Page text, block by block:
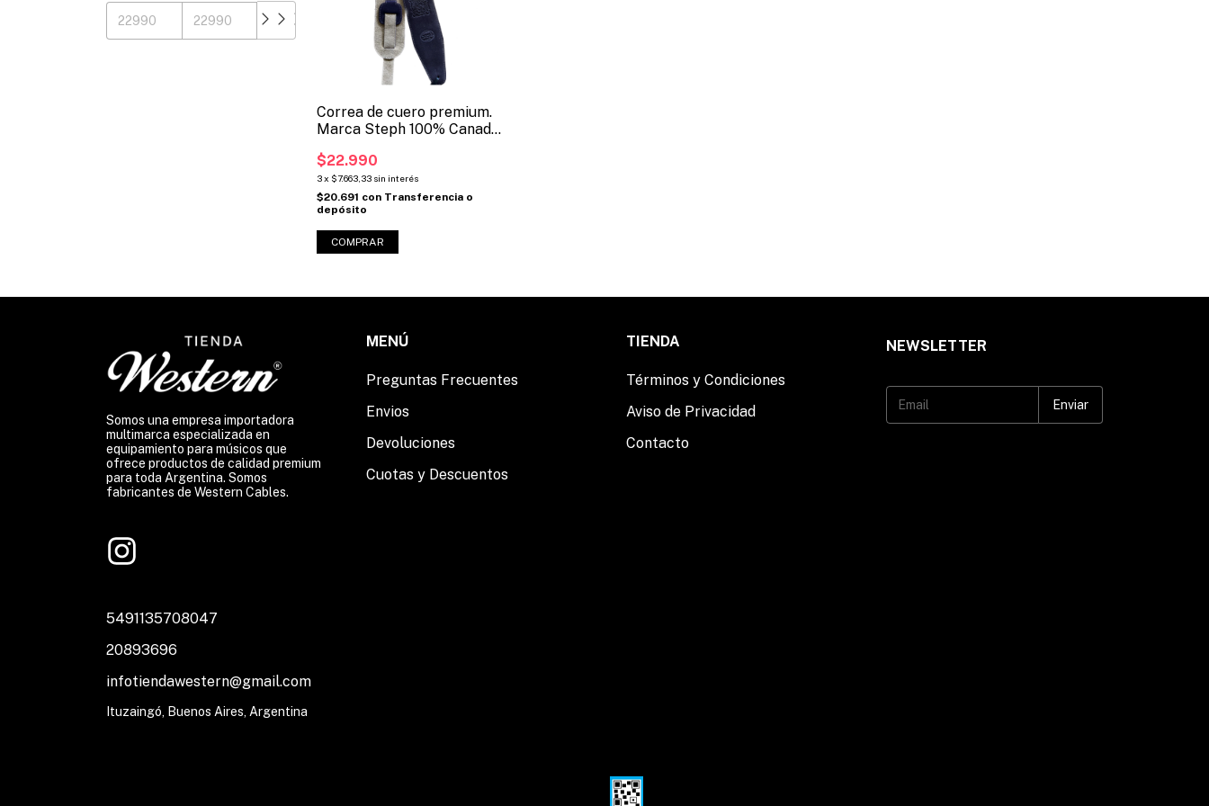
Correa de cuero premium.
Marca Steph 100% Canadá
$22.990
3x $7.663,33 sin interés
$20.691 con Transferencia o
depósito
Somos una empresa importadora
multimarca especializada en
equipamiento para músicos que
ofrece productos de calidad premium
para toda Argentina. Somos
fabricantes de Western Cables.
5491135708047
20893696
infotiendawestern@gmail.com
Ituzaingó, Buenos Aires, Argentina
MENÚ
Preguntas Frecuentes
Envios
Devoluciones
Cuotas y Descuentos
TIENDA
Términos y Condiciones
Aviso de Privacidad
Contacto
NEWSLETTER